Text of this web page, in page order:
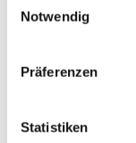
Notwendig
Präferenzen
Statistiken